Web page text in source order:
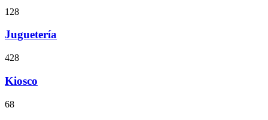
128
Juguetería
428
Kiosco
68